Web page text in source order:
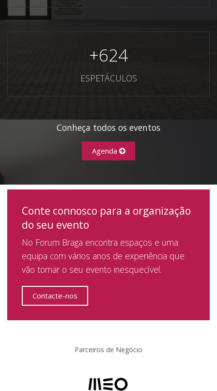
+624
ESPETÁCULOS
Conheça todos os eventos
Agenda
Conte connosco para a organização
do seu evento
No Forum Braga encontra espaços e uma
equipa com vários anos de experiência que
vão tornar o seu evento inesquecível.
Contacte-nos
Parceiros de Negócio